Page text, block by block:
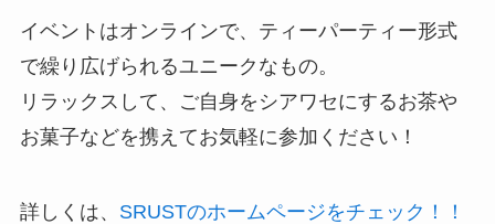
イベントはオンラインで、ティーパーティー形式
で繰り広げられるユニークなもの。
リラックスして、ご自身をシアワセにするお茶や
お菓子などを携えてお気軽に参加ください！
詳しくは、 SRUSTのホームページをチェック！！